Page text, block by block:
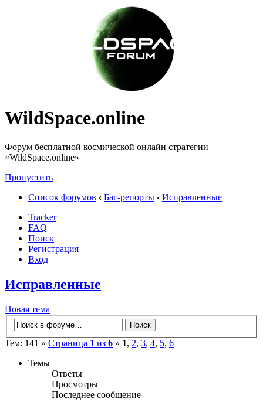
WildSpace.online
Форум бесплатной космической онлайн стратегии
«WildSpace.online»
Пропустить
Список форумов ‹ Баг-репорты ‹ Исправленные
Tracker
FAQ
Поиск
Регистрация
Вход
Исправленные
Новая тема
Тем: 141 » Страница 1 из 6 » 1, 2, 3, 4, 5, 6
Темы
Ответы
Просмотры
Последнее сообщение